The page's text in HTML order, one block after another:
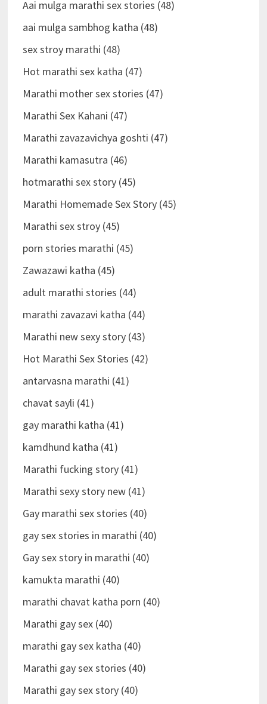
Aai mulga marathi sex stories (48)
aai mulga sambhog katha (48)
sex stroy marathi (48)
Hot marathi sex katha (47)
Marathi mother sex stories (47)
Marathi Sex Kahani (47)
Marathi zavazavichya goshti (47)
Marathi kamasutra (46)
hotmarathi sex story (45)
Marathi Homemade Sex Story (45)
Marathi sex stroy (45)
porn stories marathi (45)
Zawazawi katha (45)
adult marathi stories (44)
marathi zavazavi katha (44)
Marathi new sexy story (43)
Hot Marathi Sex Stories (42)
antarvasna marathi (41)
chavat sayli (41)
gay marathi katha (41)
kamdhund katha (41)
Marathi fucking story (41)
Marathi sexy story new (41)
Gay marathi sex stories (40)
gay sex stories in marathi (40)
Gay sex story in marathi (40)
kamukta marathi (40)
marathi chavat katha porn (40)
Marathi gay sex (40)
marathi gay sex katha (40)
Marathi gay sex stories (40)
Marathi gay sex story (40)